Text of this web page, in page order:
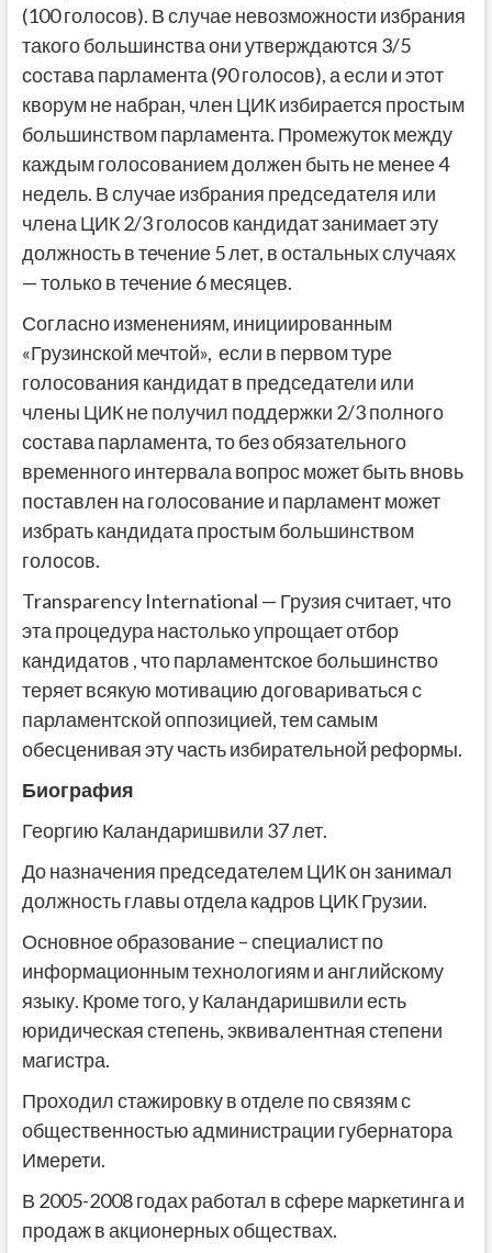
(100 голосов). В случае невозможности избрания
такого большинства они утверждаются 3/5
состава парламента (90 голосов), а если и этот
кворум не набран, член ЦИК избирается простым
большинством парламента. Промежуток между
каждым голосованием должен быть не менее 4
недель. В случае избрания председателя или
члена ЦИК 2/3 голосов кандидат занимает эту
должность в течение 5 лет, в остальных случаях
— только в течение 6 месяцев.
Согласно изменениям, инициированным
«Грузинской мечтой», если в первом туре
голосования кандидат в председатели или
члены ЦИК не получил поддержки 2/3 полного
состава парламента, то без обязательного
временного интервала вопрос может быть вновь
поставлен на голосование и парламент может
избрать кандидата простым большинством
голосов.
Transparency International — Грузия считает, что
эта процедура настолько упрощает отбор
кандидатов , что парламентское большинство
теряет всякую мотивацию договариваться с
парламентской оппозицией, тем самым
обесценивая эту часть избирательной реформы.
Биография
Георгию Каландаришвили 37 лет.
До назначения председателем ЦИК он занимал
должность главы отдела кадров ЦИК Грузии.
Основное образование – специалист по
информационным технологиям и английскому
языку. Кроме того, у Каландаришвили есть
юридическая степень, эквивалентная степени
магистра.
Проходил стажировку в отделе по связям с
общественностью администрации губернатора
Имерети.
В 2005-2008 годах работал в сфере маркетинга и
продаж в акционерных обществах.